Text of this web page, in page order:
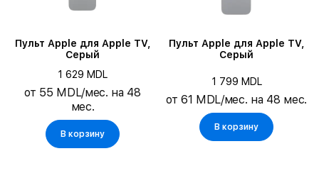
Пульт Apple для Apple TV,
Серый
1 629 MDL
от 55 MDL/мес. на 48
мес.
В корзину
Пульт Apple для Apple TV,
Серый
1 799 MDL
от 61 MDL/мес. на 48 мес.
В корзину